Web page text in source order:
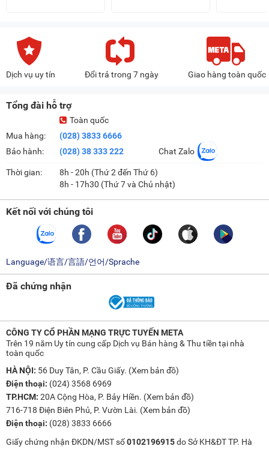
Dịch vụ uy tín Đổi trả trong 7 ngày Giao hàng toàn quốc
Tổng đài hỗ trợ
Mua hàng:
Bảo hành:
Toàn quốc
(028) 3833 6666
(028) 38 333 222
Chat Zalo
Thời gian:
8h - 20h (Thứ 2 đến Thứ 6)
8h - 17h30 (Thứ 7 và Chủ nhật)
Kết nối với chúng tôi
Language/语言/言語/언어/Sprache
Đã chứng nhận
CÔNG TY CỔ PHẦN MẠNG TRỰC TUYẾN META
Trên 19 năm Uy tín cung cấp Dịch vụ Bán hàng & Thu tiền tại nhà
toàn quốc
HÀ NỘI: 56 Duy Tân, P. Cầu Giấy. (Xem bản đồ)
Điện thoại: (024) 3568 6969
TP.HCM: 20A Cộng Hòa, P. Bảy Hiền. (Xem bản đồ)
716-718 Điện Biên Phủ, P. Vườn Lài. (Xem bản đồ)
Điện thoại: (028) 3833 6666
Giấy chứng nhận ĐKDN/MST số0102196915do Sở KH&ĐT TP. Hà